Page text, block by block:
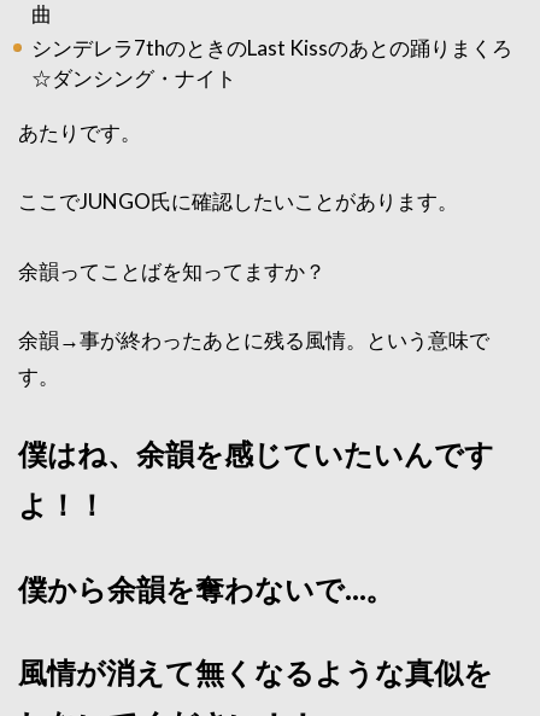
曲
シンデレラ7thのときのLast Kissのあとの踊りまくろ
☆ダンシング・ナイト
あたりです。
ここでJUNGO氏に確認したいことがあります。
余韻ってことばを知ってますか？
余韻→事が終わったあとに残る風情。という意味で
す。
僕はね、余韻を感じていたいんです
よ！！
僕から余韻を奪わないで…。
風情が消えて無くなるような真似を